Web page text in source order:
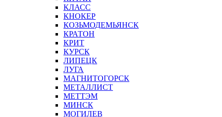
КЛАСС
КНОКЕР
КОЗЬМОДЕМЬЯНСК
КРАТОН
КРИТ
КУРСК
ЛИПЕЦК
ЛУГА
МАГНИТОГОРСК
МЕТАЛЛИСТ
МЕТТЭМ
МИНСК
МОГИЛЕВ